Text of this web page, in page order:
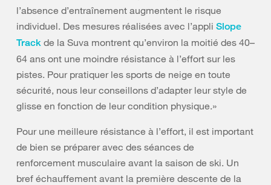
l’absence d’entraînement augmentent le risque
individuel. Des mesures réalisées avec l’appli Slope
Track de la Suva montrent qu’environ la moitié des 40–
64 ans ont une moindre résistance à l’effort sur les
pistes. Pour pratiquer les sports de neige en toute
sécurité, nous leur conseillons d’adapter leur style de
glisse en fonction de leur condition physique.»
Pour une meilleure résistance à l’effort, il est important
de bien se préparer avec des séances de
renforcement musculaire avant la saison de ski. Un
bref échauffement avant la première descente de la